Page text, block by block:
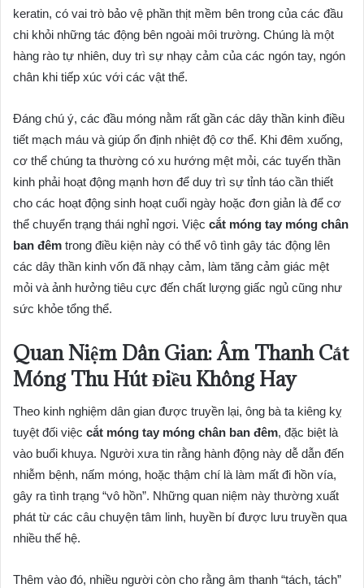
keratin, có vai trò bảo vệ phần thịt mềm bên trong của các đầu
chi khỏi những tác động bên ngoài môi trường. Chúng là một
hàng rào tự nhiên, duy trì sự nhạy cảm của các ngón tay, ngón
chân khi tiếp xúc với các vật thể.
Đáng chú ý, các đầu móng nằm rất gần các dây thần kinh điều
tiết mạch máu và giúp ổn định nhiệt độ cơ thể. Khi đêm xuống,
cơ thể chúng ta thường có xu hướng mệt mỏi, các tuyến thần
kinh phải hoạt động mạnh hơn để duy trì sự tỉnh táo cần thiết
cho các hoạt động sinh hoạt cuối ngày hoặc đơn giản là để cơ
thể chuyển trạng thái nghỉ ngơi. Việc cắt móng tay móng chân
ban đêm trong điều kiện này có thể vô tình gây tác động lên
các dây thần kinh vốn đã nhạy cảm, làm tăng cảm giác mệt
mỏi và ảnh hưởng tiêu cực đến chất lượng giấc ngủ cũng như
sức khỏe tổng thể.
Quan Niệm Dân Gian: Âm Thanh Cắt
Móng Thu Hút Điều Không Hay
Theo kinh nghiệm dân gian được truyền lại, ông bà ta kiêng kỵ
tuyệt đối việc cắt móng tay móng chân ban đêm, đặc biệt là
vào buổi khuya. Người xưa tin rằng hành động này dễ dẫn đến
nhiễm bệnh, nấm móng, hoặc thậm chí là làm mất đi hồn vía,
gây ra tình trạng “vô hồn”. Những quan niệm này thường xuất
phát từ các câu chuyện tâm linh, huyền bí được lưu truyền qua
nhiều thế hệ.
Thêm vào đó, nhiều người còn cho rằng âm thanh “tách, tách”